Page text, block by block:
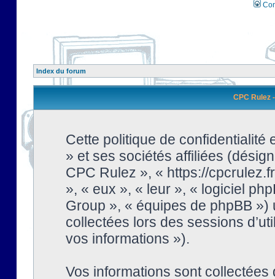
Index du forum
CPC Rulez
Cette politique de confidentialité
» et ses sociétés affiliées
CPC Rulez », « https://
», « eux », « leur », « logiciel
Group », « équipes de phpBB
collectées lors des sessions
vos informations »).
Vos informations sont